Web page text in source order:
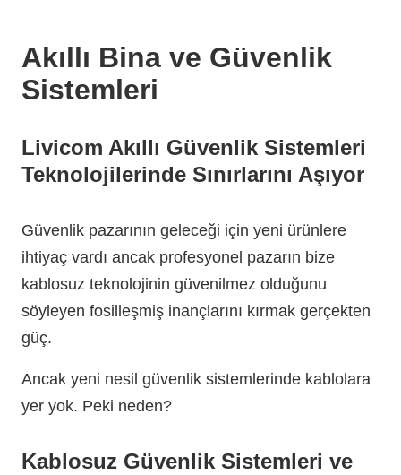
Akıllı Bina ve Güvenlik
Sistemleri
Livicom Akıllı Güvenlik Sistemleri
Teknolojilerinde Sınırlarını Aşıyor
Güvenlik pazarının geleceği için yeni ürünlere
ihtiyaç vardı ancak profesyonel pazarın bize
kablosuz teknolojinin güvenilmez olduğunu
söyleyen fosilleşmiş inançlarını kırmak gerçekten
güç.
Ancak yeni nesil güvenlik sistemlerinde kablolara
yer yok. Peki neden?
Kablosuz Güvenlik Sistemleri ve